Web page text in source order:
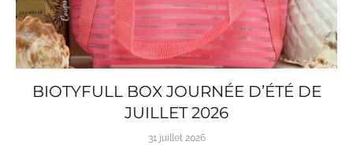
BIOTYFULL BOX JOURNÉE D’ÉTÉ DE
JUILLET 2026
31 juillet 2026